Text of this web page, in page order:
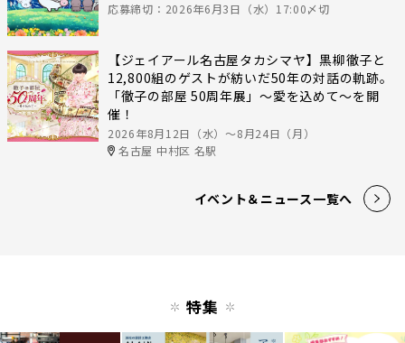
応募締切：2026年6月3日（水）17:00〆切
【ジェイアール名古屋タカシマヤ】黒柳徹子と
12,800組のゲストが紡いだ50年の対話の軌跡。
「徹子の部屋 50周年展」～愛を込めて～を開
催！
2026年8月12日（水）〜8月24日（月）
名古屋 中村区 名駅
イベント＆ニュース一覧へ
特集